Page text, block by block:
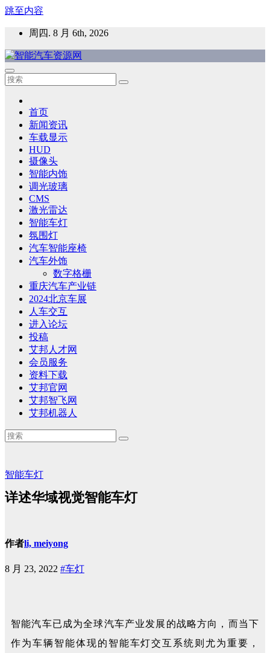
跳至内容
周四. 8 月 6th, 2026
智能汽车资源网
智能表面，智能内饰，新能源汽车，HMI，人车交互，智能车
首页
新闻资讯
车载显示
HUD
摄像头
智能内饰
调光玻璃
CMS
激光雷达
智能车灯
氛围灯
汽车智能座椅
汽车外饰
数字格栅
重庆汽车产业链
2024北京车展
人车交互
进入论坛
投稿
艾邦人才网
会员服务
资料下载
艾邦官网
艾邦智飞网
艾邦机器人
智能车灯
详述华域视觉智能车灯
作者li, meiyong
8 月 23, 2022 #车灯
智能汽车已成为全球汽车产业发展的战略方向，而当下
作为车辆智能体现的智能车灯交互系统则尤为重要，